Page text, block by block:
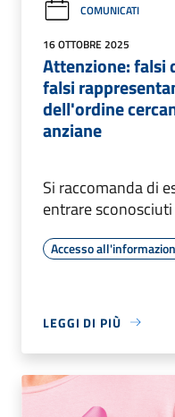
COMUNICATI
16 OTTOBRE 2025
Attenzione: falsi
falsi
dell'ordine
anziane
Si raccomanda di
entrare
Accesso
LEGGI DI PIÙ